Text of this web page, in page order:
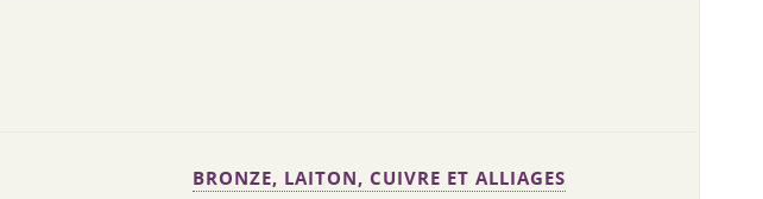
BRONZE, LAITON, CUIVRE ET ALLIAGES